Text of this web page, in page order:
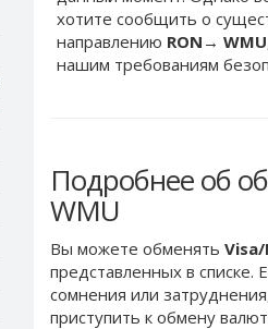
хотите сообщить о
направлению RON → WMU
нашим требованиям
Подробнее об
WMU
Вы можете обменять
представленных в списке.
сомнения или
приступить к обмену